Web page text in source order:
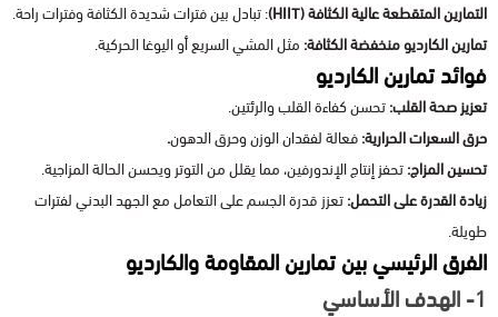
التمارين المتقطعة عالية الكثافة (HIIT)
: تبادل بين فترات شديدة الكثافة وفترات راحة.
تمارين الكارديو منخفضة الكثافة:مثل المشي السريع أو اليوغا الحركية.
فوائد تمارين الكارديو
تعزيز صحة القلب:تحسن كفاءة القلب والرئتين.
حرق السعرات الحرارية:فعالة لفقدان الوزن وحرق الدهون.
تحسين المزاج:تحفز إنتاج الإندورفين، مما يقلل من التوتر ويحسن الحالة المزاجية.
زيادة القدرة على التحمل:تعزز قدرة الجسم على التعامل مع الجهد البدني لفترات
طويلة.
الفرق الرئيسي بين تمارين المقاومة والكارديو
1- الهدف الأساسي